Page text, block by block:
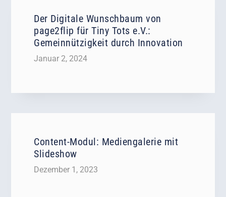
Der Digitale Wunschbaum von
page2flip für Tiny Tots e.V.:
Gemeinnützigkeit durch Innovation
Januar 2, 2024
Content-Modul: Mediengalerie mit
Slideshow
Dezember 1, 2023